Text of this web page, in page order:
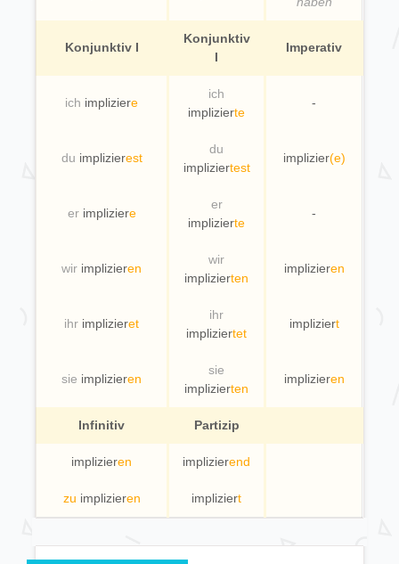
Konjunktiv I
Konjunktiv
I
Imperativ
ich impliziere
ich
implizierte
-
du implizierest
du
impliziertest
implizier(e)
erimpliziere
er
implizierte
-
wir implizieren
wir
implizierten
implizieren
ihr implizieret
ihr
impliziertet
impliziert
sie implizieren
sie
implizierten
implizieren
Infinitiv Partizip
implizieren implizierend
zu implizieren impliziert